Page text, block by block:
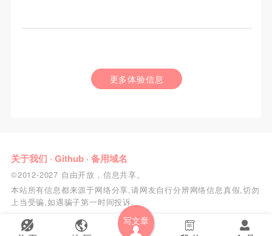
写文章
更多体验信息
关于我们 · Github· 备用域名
©2012-2027 自由开放，信息共享。
本站所有信息都来源于网络分享,请网友自行分辨网络信息真假,切勿
上当受骗,如遇骗子第一时间投诉.